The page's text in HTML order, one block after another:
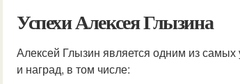
Успехи Алексея Глызина
Алексей Глызин является одним из
и наград, в том числе: